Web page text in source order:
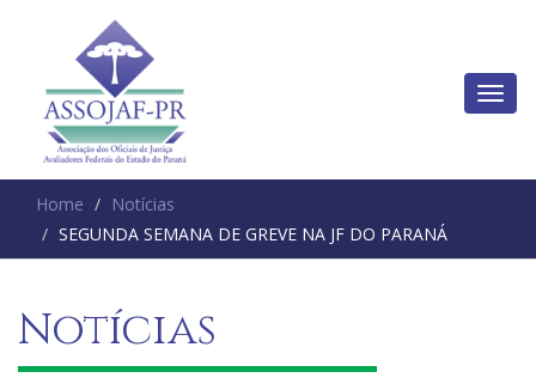
Home
Notícias
SEGUNDA SEMANA DE GREVE NA JF DO PARANÁ
Notícias